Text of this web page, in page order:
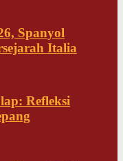
Spanyol
Italia
Refleksi